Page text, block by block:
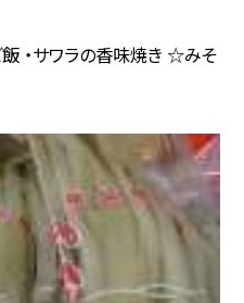
・サワラの香味焼き ☆みそ